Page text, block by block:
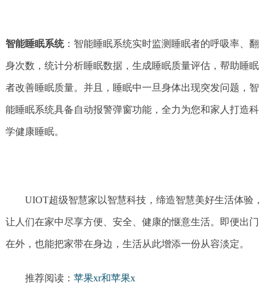
智能睡眠系统：智能睡眠系统实时监测睡眠者的呼吸率、翻
身次数，统计分析睡眠数据，生成睡眠质量评估，帮助睡眠
者改善睡眠质量。并且，睡眠中一旦身体出现突发问题，智
能睡眠系统具备自动报警弹窗功能，全力为您和家人打造科
学健康睡眠。
UIOT超级智慧家以智慧科技，缔造智慧美好生活体验，
让人们在家中尽享方便、安全、健康的惬意生活。即便出门
在外，也能把家带在身边，生活从此增添一份从容淡定。
推荐阅读： 苹果xr和苹果x